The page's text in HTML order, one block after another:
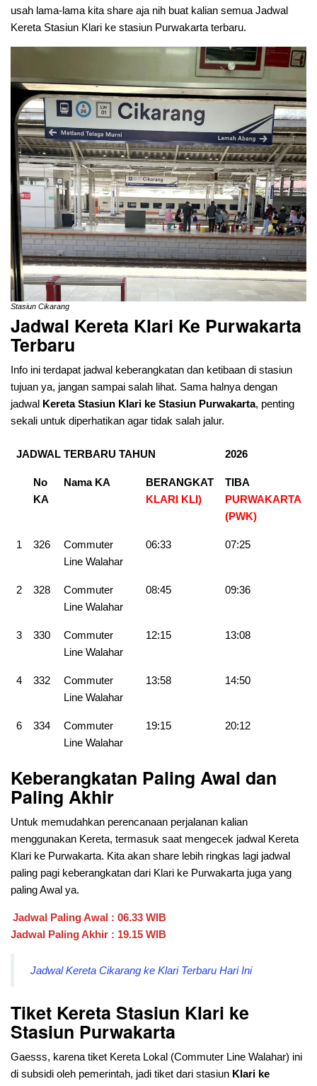
usah lama-lama kita share aja nih buat kalian semua Jadwal
Kereta Stasiun Klari ke stasiun Purwakarta terbaru.
Stasiun Cikarang
Jadwal Kereta Klari Ke Purwakarta
Terbaru
Info ini terdapat jadwal keberangkatan dan ketibaan di stasiun
tujuan ya, jangan sampai salah lihat. Sama halnya dengan
jadwal Kereta Stasiun Klari ke Stasiun Purwakarta, penting
sekali untuk diperhatikan agar tidak salah jalur.
JADWAL TERBARU TAHUN 2026
No
KA
Nama KA
BERANGKAT
KLARI KLI)
TIBA
PURWAKARTA
(PWK)
1 326
Commuter
Line Walahar
06:33 07:25
2 328
Commuter
Line Walahar
08:45 09:36
3 330
Commuter
Line Walahar
12:15 13:08
4 332
Commuter
Line Walahar
13:58 14:50
6 334
Commuter
Line Walahar
19:15 20:12
Keberangkatan Paling Awal dan
Paling Akhir
Untuk memudahkan perencanaan perjalanan kalian
menggunakan Kereta, termasuk saat mengecek jadwal Kereta
Klari ke Purwakarta. Kita akan share lebih ringkas lagi jadwal
paling pagi keberangkatan dari Klari ke Purwakarta juga yang
paling Awal ya.
Jadwal Paling Awal : 06.33 WIB
Jadwal Paling Akhir : 19.15 WIB
Jadwal Kereta Cikarang ke Klari Terbaru Hari Ini
Tiket Kereta Stasiun Klari ke
Stasiun Purwakarta
Gaesss, karena tiket Kereta Lokal (Commuter Line Walahar) ini
di subsidi oleh pemerintah, jadi tiket dari stasiun Klari ke